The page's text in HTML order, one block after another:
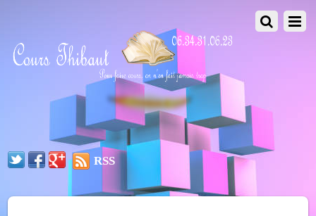
RSS